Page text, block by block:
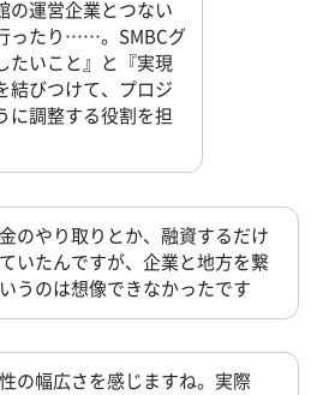
の運営企業とつない
ったり……。SMBCグ
たいこと』と『実現
結びつけて、プロジ
に調整する役割を担
のやり取りとか、融資するだけ
いたんですが、企業と地方を繋
うのは想像できなかったです
の幅広さを感じますね。実際